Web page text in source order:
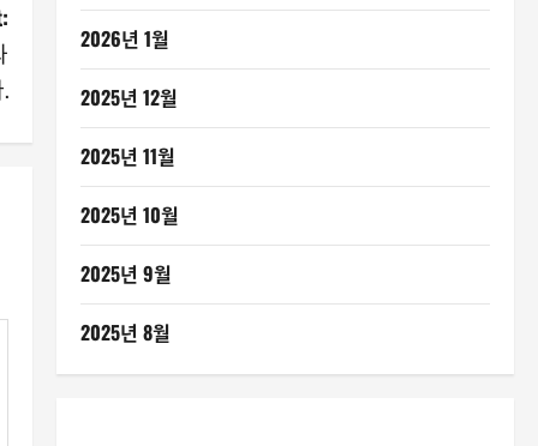
2026년 1월
2025년 12월
2025년 11월
2025년 10월
2025년 9월
2025년 8월